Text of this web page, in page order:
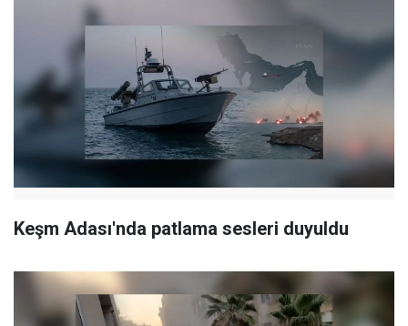
Keşm Adası'nda patlama sesleri duyuldu